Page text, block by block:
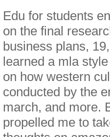
Edu for students
on the final
business plans,
learned a mla
on how western
conducted by the
march, and more.
propelled me to